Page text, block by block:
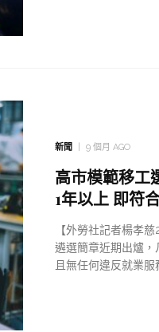
新聞 9 個月 AGO
高市模範移工
1年以上 即符
【外勞社記者楊孝
遴選簡章近期出爐，
且無任何違反就業